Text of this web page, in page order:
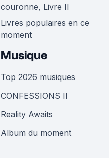
couronne, Livre II
Livres populaires en ce
moment
Musique
Top 2026 musiques
CONFESSIONS II
Reality Awaits
Album du moment